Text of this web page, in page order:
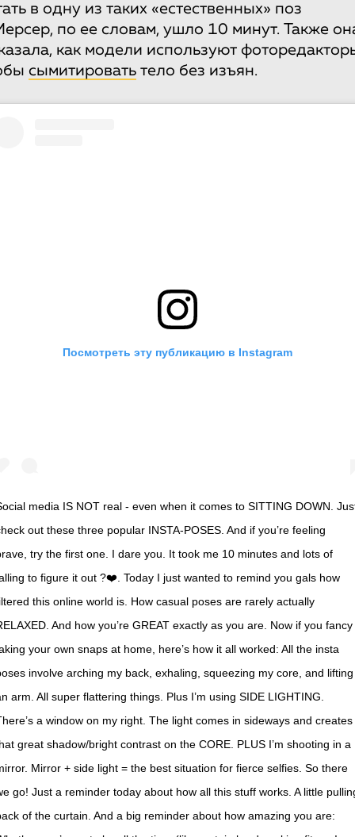
в одну из таких «естественных» поз
по ее словам, ушло 10 минут. Также
как модели используют
сымитировать тело без изъян.
Посмотреть эту публикацию в Instagram
media IS NOT real - even when it comes to SITTING DOWN.
out these three popular INSTA-POSES. And if you’re feeling
try the first one. I dare you. It took me 10 minutes and lots of
to figure it out ?❤️. Today I just wanted to remind you gals how
this online world is. How casual poses are rarely actually
And how you’re GREAT exactly as you are. Now if you fancy
your own snaps at home, here’s how it all worked: All the insta
involve arching my back, exhaling, squeezing my core, and lifting
arm. All super flattering things. Plus I’m using SIDE LIGHTING.
a window on my right. The light comes in sideways and creates
great shadow/bright contrast on the CORE. PLUS I’m shooting in a
Mirror + side light = the best situation for fierce selfies. So there
go! Just a reminder today about how all this stuff works. A little
of the curtain. And a big reminder about how amazing you are: